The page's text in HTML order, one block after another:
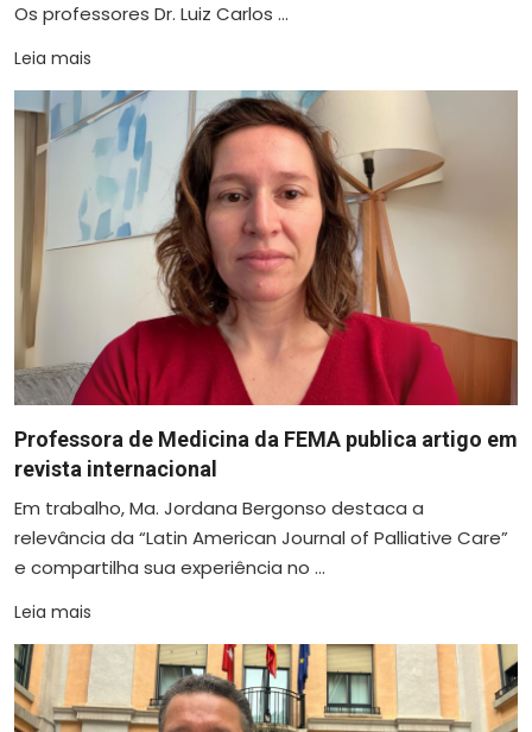
Os professores Dr. Luiz Carlos ...
Leia mais
Professora de Medicina da FEMA publica artigo em
revista internacional
Em trabalho, Ma. Jordana Bergonso destaca a
relevância da “Latin American Journal of Palliative Care”
e compartilha sua experiência no ...
Leia mais